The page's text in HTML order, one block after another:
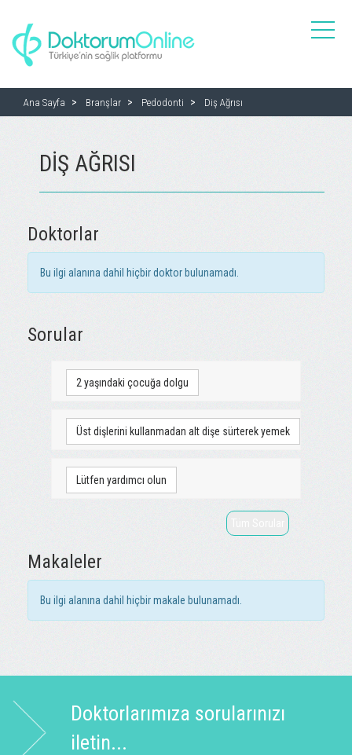
toggle
Ana Sayfa Branşlar Pedodonti Diş Ağrısı
DIŞ AĞRISI
Doktorlar
Bu ilgi alanına dahil hiçbir doktor bulunamadı.
Sorular
2 yaşındaki çocuğa dolgu
Üst dişlerini kullanmadan alt dişe sürterek yemek
Lütfen yardımcı olun
Makaleler
Bu ilgi alanına dahil hiçbir makale bulunamadı.
Doktorlarımıza sorularınızı
iletin...